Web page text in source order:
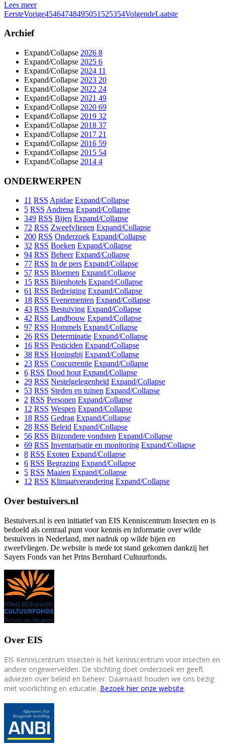
Lees meer
EersteVorige45464748495051 525354VolgendeLaatste
Archief
Expand/Collapse 2026 8
Expand/Collapse 2025 6
Expand/Collapse 2024 11
Expand/Collapse 2023 20
Expand/Collapse 2022 24
Expand/Collapse 2021 49
Expand/Collapse 2020 69
Expand/Collapse 2019 32
Expand/Collapse 2018 37
Expand/Collapse 2017 21
Expand/Collapse 2016 59
Expand/Collapse 2015 54
Expand/Collapse 2014 4
ONDERWERPEN
11 RSS Apidae Expand/Collapse
5 RSS Andrena Expand/Collapse
349 RSS Bijen Expand/Collapse
72 RSS Zweefvliegen Expand/Collapse
200 RSS Onderzoek Expand/Collapse
32 RSS Boeken Expand/Collapse
94 RSS Beheer Expand/Collapse
77 RSS In de pers Expand/Collapse
57 RSS Bloemen Expand/Collapse
15 RSS Bijenhotels Expand/Collapse
61 RSS Bedreiging Expand/Collapse
18 RSS Evenementen Expand/Collapse
43 RSS Bestuiving Expand/Collapse
42 RSS Landbouw Expand/Collapse
97 RSS Hommels Expand/Collapse
26 RSS Determinatie Expand/Collapse
16 RSS Pesticiden Expand/Collapse
38 RSS Honingbij Expand/Collapse
23 RSS Concurrentie Expand/Collapse
6 RSS Dood hout Expand/Collapse
29 RSS Nestelgelegenheid Expand/Collapse
53 RSS Steden en tuinen Expand/Collapse
2 RSS Personen Expand/Collapse
12 RSS Wespen Expand/Collapse
18 RSS Gedrag Expand/Collapse
28 RSS Beleid Expand/Collapse
56 RSS Bijzondere vondsten Expand/Collapse
69 RSS Inventarisatie en monitoring Expand/Collapse
8 RSS Exoten Expand/Collapse
6 RSS Begrazing Expand/Collapse
5 RSS Maaien Expand/Collapse
12 RSS Klimaatverandering Expand/Collapse
Over bestuivers.nl
Bestuivers.nl is een initiatief van EIS Kenniscentrum Insecten en is
bedoeld als centraal punt voor kennis en informatie over wilde
bestuivers in Nederland, met nadruk op wilde bijen en
zweefvliegen. De website is mede tot stand gekomen dankzij het
Sayers Fonds van het Prins Bernhard Cultuurfonds.
Over EIS
EIS Kenniscentrum Insecten is het kenniscentrum voor insecten en
andere ongewervelden. De stichting doet onderzoek en geeft
adviezen over beleid en beheer. Daarnaast houden we ons bezig
met voorlichting en educatie. Bezoek hier onze website.